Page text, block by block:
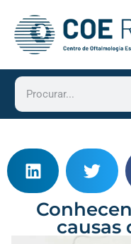
causas